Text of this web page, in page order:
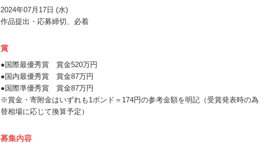
2024年07月17日 (水)
作品提出・応募締切、必着
賞
●国際最優秀賞 賞金520万円
●国内最優秀賞 賞金87万円
●国際準優秀賞 賞金87万円
※賞金・寄附金はいずれも1ポンド＝174円の参考金額を明記（受賞発表時の為
替相場に応じて換算予定）
募集内容